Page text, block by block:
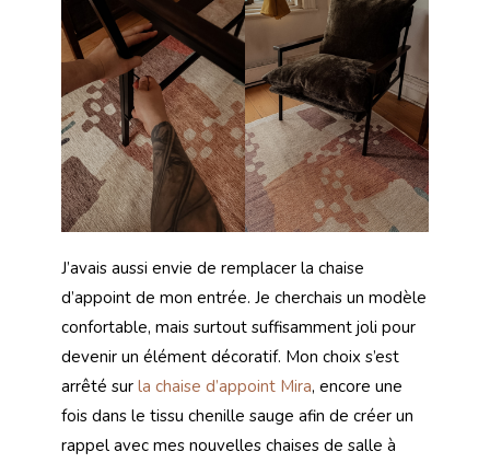
J’avais aussi envie de remplacer la chaise
d’appoint de mon entrée. Je cherchais un modèle
confortable, mais surtout suffisamment joli pour
devenir un élément décoratif. Mon choix s’est
arrêté sur la chaise d’appoint Mira, encore une
fois dans le tissu chenille sauge afin de créer un
rappel avec mes nouvelles chaises de salle à